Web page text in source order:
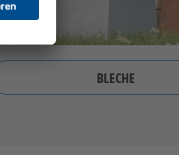
BLECHE